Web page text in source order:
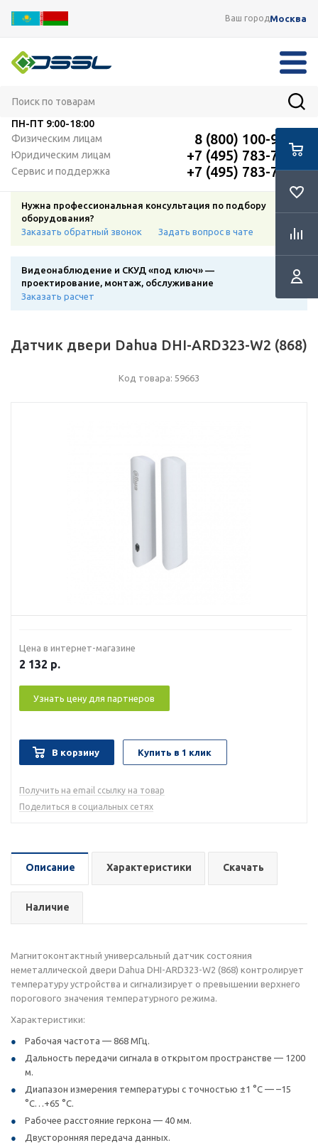
Ваш городМосква
ПН-ПТ 9:00-18:00
Физическим лицам
8 (800) 100-91-12
Юридическим лицам +7 (495) 783-72-87
Сервис и поддержка +7 (495) 783-72-87
Нужна профессиональная консультация по подбору
оборудования?
Заказать обратный звонок
Задать вопрос в чате
Видеонаблюдение и СКУД «под ключ» —
проектирование, монтаж, обслуживание
Заказать расчет
Датчик двери Dahua DHI-ARD323-W2 (868)
Код товара: 59663
Цена в интернет-магазине
2 132 р.
Узнать цену для партнеров
В корзину Купить в 1 клик
Получить на email ссылку на товар
Поделиться в социальных сетях
Описание Характеристики Скачать
Наличие
Магнитоконтактный универсальный датчик состояния
неметаллической двери Dahua DHI-ARD323-W2 (868) контролирует
температуру устройства и сигнализирует о превышении верхнего
порогового значения температурного режима.
Характеристики:
Рабочая частота — 868 МГц.
Дальность передачи сигнала в открытом пространстве — 1200
м.
Диапазон измерения температуры с точностью ±1 °С — –15
°С…+65 °С.
Рабочее расстояние геркона — 40 мм.
Двусторонняя передача данных.